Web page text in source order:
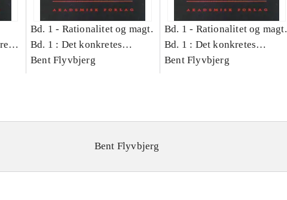
Bd. 1 - Rationalitet og magt.
Bd. 1 : Det konkretes
videnskab
Bent Flyvbjerg
Bd. 1 - Rationalitet og magt.
Bd. 1 : Det konkretes
videnskab
Bent Flyvbjerg
Bent Flyvbjerg